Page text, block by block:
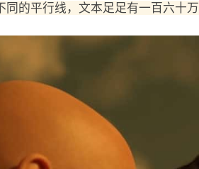
同的平行线，文本足足有一百六十万